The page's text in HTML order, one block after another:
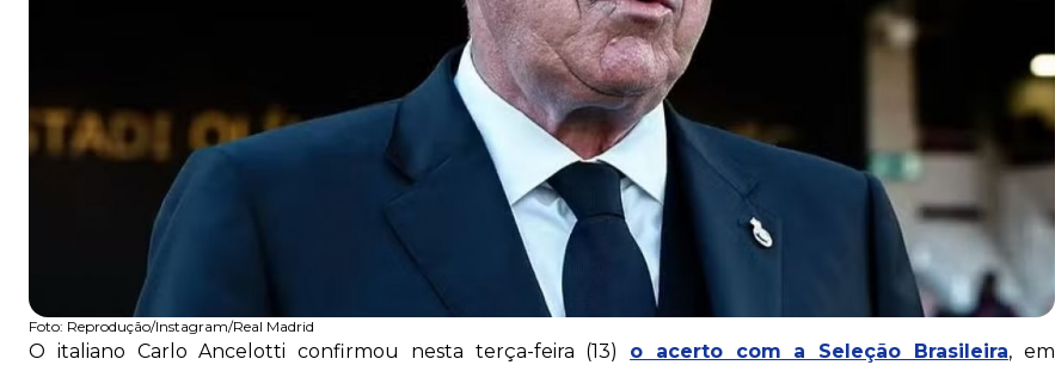
Foto: Reprodução/Instagram/Real Madrid
O italiano Carlo Ancelotti confirmou nesta terça-feira (13) o acerto com a Seleção Brasileira, em